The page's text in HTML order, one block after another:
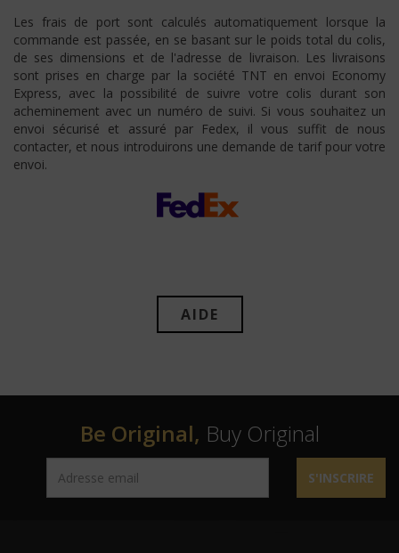
Les frais de port sont calculés automatiquement lorsque la
commande est passée, en se basant sur le poids total du colis,
de ses dimensions et de l'adresse de livraison. Les livraisons
sont prises en charge par la société TNT en envoi Economy
Express, avec la possibilité de suivre votre colis durant son
acheminement avec un numéro de suivi. Si vous souhaitez un
envoi sécurisé et assuré par Fedex, il vous suffit de nous
contacter, et nous introduirons une demande de tarif pour votre
envoi.
AIDE
Be Original, Buy Original
S'INSCRIRE